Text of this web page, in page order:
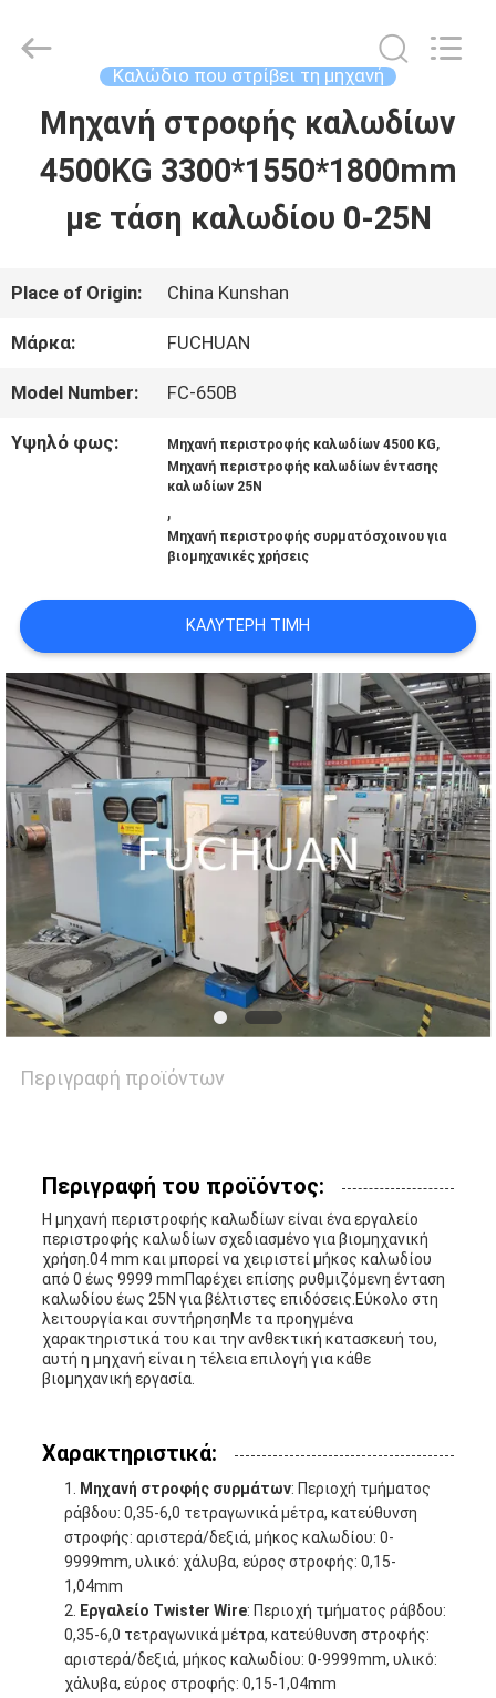
ΣΠΊΤΙ
ΠΡΟΪΌΝΤΑ
ΒΊΝΤΕΟ
ΕΜΦΆΝΙΣΗ
ΕΠΙΣΚΈΨΕΙΣ
ΣΤΟ
ΕΡΓΟΣΤΆΣΙΟ
ΈΛΕΓΧΟΣ
ΠΟΙΌΤΗΤΑΣ
ΕΠΙΚΟΙΝΩΝΉΣΤΕ
ΜΑΖΊ
ΜΑΣ
ΥΠΟΘΈΣΕΙΣ
SITEMAP
PRIVACY
POLICY
Electrical
Reserved.
Καλώδιο που στρίβει τη μηχανή
Μηχανή στροφής καλωδίων
4500KG 3300*1550*1800mm
με τάση καλωδίου 0-25N
Place of Origin: China Kunshan
Μάρκα: FUCHUAN
Model Number: FC-650B
Υψηλό φως: Μηχανή περιστροφής καλωδίων 4500 KG,
Μηχανή περιστροφής καλωδίων έντασης
καλωδίων 25N
,
Μηχανή περιστροφής συρματόσχοινου για
βιομηχανικές χρήσεις
ΚΑΛΎΤΕΡΗ ΤΙΜΉ
Περιγραφή προϊόντων
Περιγραφή του προϊόντος:
Η μηχανή περιστροφής καλωδίων είναι ένα εργαλείο
περιστροφής καλωδίων σχεδιασμένο για βιομηχανική
χρήση.04 mm και μπορεί να χειριστεί μήκος καλωδίου
από 0 έως 9999 mmΠαρέχει επίσης ρυθμιζόμενη ένταση
καλωδίου έως 25N για βέλτιστες επιδόσεις.Εύκολο στη
λειτουργία και συντήρησηΜε τα προηγμένα
χαρακτηριστικά του και την ανθεκτική κατασκευή του,
αυτή η μηχανή είναι η τέλεια επιλογή για κάθε
βιομηχανική εργασία.
Χαρακτηριστικά:
Μηχανή στροφής συρμάτων: Περιοχή τμήματος
ράβδου: 0,35-6,0 τετραγωνικά μέτρα, κατεύθυνση
στροφής: αριστερά/δεξιά, μήκος καλωδίου: 0-
9999mm, υλικό: χάλυβα, εύρος στροφής: 0,15-
1,04mm
Εργαλείο Twister Wire: Περιοχή τμήματος ράβδου:
0,35-6,0 τετραγωνικά μέτρα, κατεύθυνση στροφής:
αριστερά/δεξιά, μήκος καλωδίου: 0-9999mm, υλικό:
χάλυβα, εύρος στροφής: 0,15-1,04mm